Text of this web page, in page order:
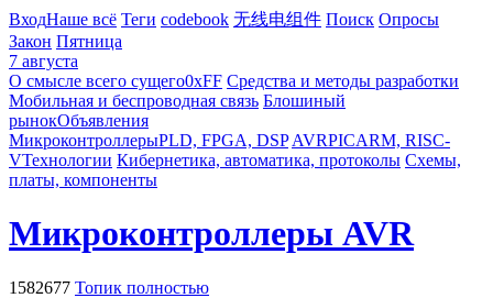
ВходНаше всё Теги codebook 无线电组件 Поиск Опросы
Закон Пятница
7 августа
О смысле всего сущего0xFF Средства и методы разработки
Мобильная и беспроводная связь Блошиный
рынокОбъявления
МикроконтроллерыPLD, FPGA, DSP AVRPICARM, RISC-
VТехнологии Кибернетика, автоматика, протоколы Схемы,
платы, компоненты
Микроконтроллеры AVR
1582677 Топик полностью